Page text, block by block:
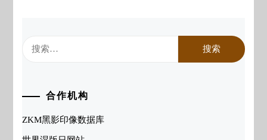
合作机构
ZKM黑影印像数据库